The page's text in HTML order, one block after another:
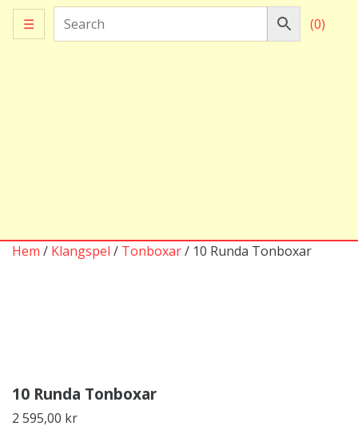
☰ (0)
Hem / Klangspel / Tonboxar/ 10 Runda Tonboxar
10 Runda Tonboxar
2 595,00 kr